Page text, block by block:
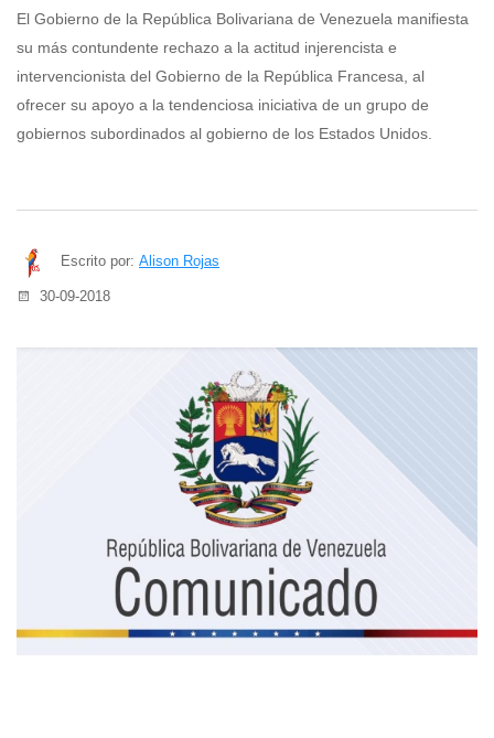
El Gobierno de la República Bolivariana de Venezuela manifiesta
su más contundente rechazo a la actitud injerencista e
intervencionista del Gobierno de la República Francesa, al
ofrecer su apoyo a la tendenciosa iniciativa de un grupo de
gobiernos subordinados al gobierno de los Estados Unidos.
Escrito por: Alison Rojas
30-09-2018